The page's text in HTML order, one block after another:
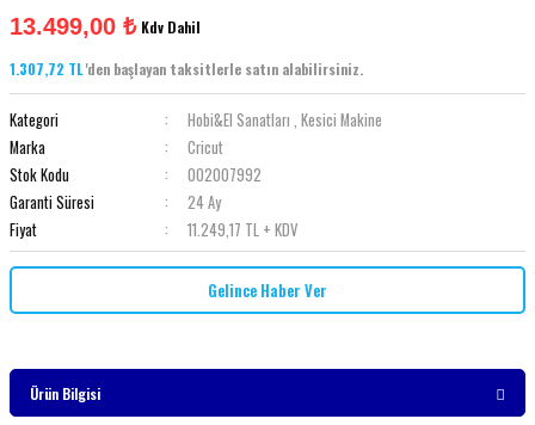
13.499,00 ₺ Kdv Dahil
1.307,72 TL'den başlayan taksitlerle satın alabilirsiniz.
Kategori Hobi&El Sanatları , Kesici Makine
Marka
Cricut
Stok Kodu
002007992
Garanti Süresi
24 Ay
Fiyat
11.249,17 TL + KDV
Gelince Haber Ver
Ürün Bilgisi